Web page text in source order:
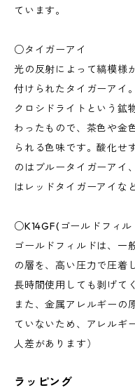
ています。
○タイガーアイ
光の反射によって縞模様
付けられたタイガーアイ
クロシドライトという鉱
わったもので、茶色や金
られる色味です。酸化せ
のはブルータイガーアイ
はレッドタイガーアイな
○K14GF(ゴールドフィル
ゴールドフィルドは、一
の層を、高い圧力で圧着
長時間使用しても剥げて
また、金属アレルギーの
ていないため、アレルギ
人差があります）
ラッピング